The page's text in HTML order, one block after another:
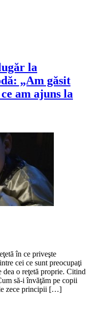
la
„Am găsit
am ajuns la
în ce priveşte
cei ce sunt preocupaţi
dea o reţetă proprie. Citind
să-i învăţăm pe copii
zece principii […]